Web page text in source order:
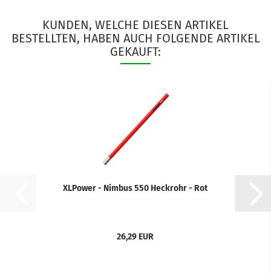
KUNDEN, WELCHE DIESEN ARTIKEL
BESTELLTEN, HABEN AUCH FOLGENDE ARTIKEL
GEKAUFT:
XLPower - Nimbus 550 Heckrohr - Rot
26,29 EUR